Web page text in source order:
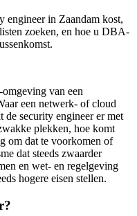
engineer in Zaandam kost,
zoeken, en hoe u DBA-
van een
een netwerk- of cloud
security engineer er met
plekken, hoe komt
om dat te voorkomen of
dat steeds zwaarder
en wet- en regelgeving
hogere eisen stellen.